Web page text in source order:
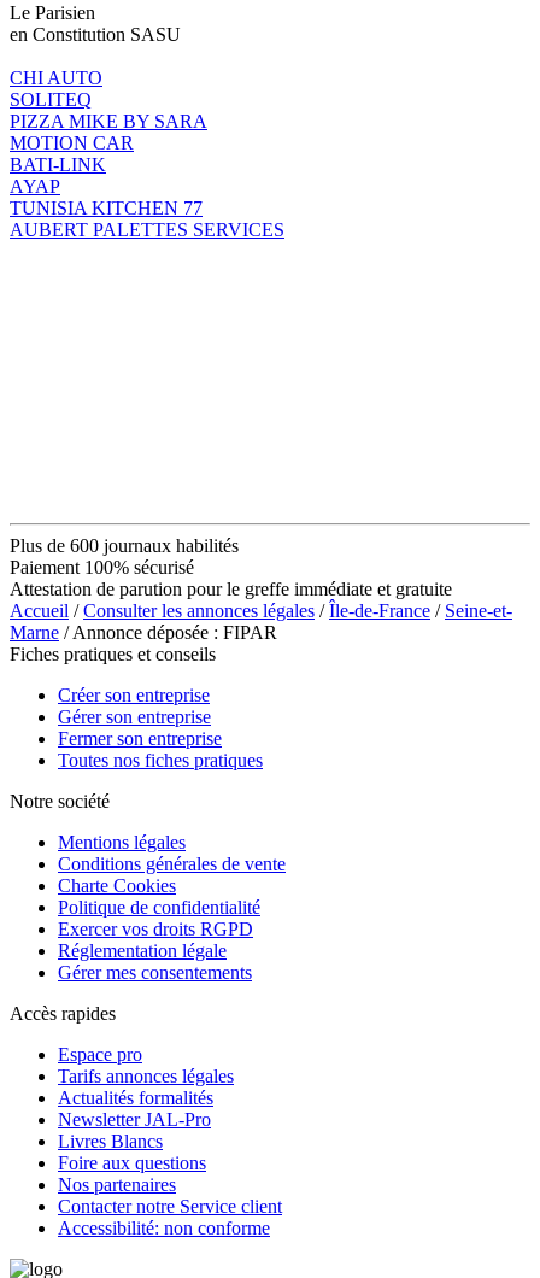
Le Parisien
en Constitution SASU
CHI AUTO
SOLITEQ
PIZZA MIKE BY SARA
MOTION CAR
BATI-LINK
AYAP
TUNISIA KITCHEN 77
AUBERT PALETTES SERVICES
Plus de 600 journaux habilités
Paiement 100% sécurisé
Attestation de parution pour le greffe immédiate et gratuite
Accueil /Consulter les annonces légales /Île-de-France / Seine-et-
Marne / Annonce déposée : FIPAR
Fiches pratiques et conseils
Créer son entreprise
Gérer son entreprise
Fermer son entreprise
Toutes nos fiches pratiques
Notre société
Mentions légales
Conditions générales de vente
Charte Cookies
Politique de confidentialité
Exercer vos droits RGPD
Réglementation légale
Gérer mes consentements
Accès rapides
Espace pro
Tarifs annonces légales
Actualités formalités
Newsletter JAL-Pro
Livres Blancs
Foire aux questions
Nos partenaires
Contacter notre Service client
Accessibilité: non conforme